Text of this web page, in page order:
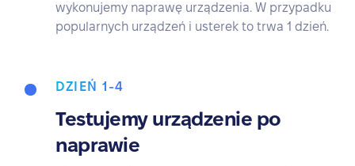
wykonujemy naprawę urządzenia. W przypadku
popularnych urządzeń i usterek to trwa 1 dzień.
DZIEŃ 1-4
Testujemy urządzenie po
naprawie